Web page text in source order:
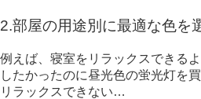
2.部屋の用途別に最適な色を
例えば、寝室をリラックスできる
したかったのに昼光色の蛍光灯を
リラックスできない…